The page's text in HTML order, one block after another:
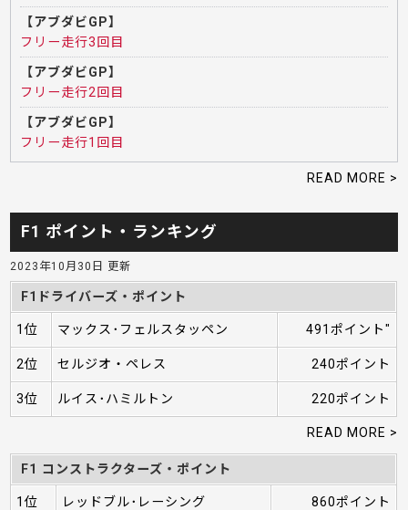
【アブダビGP】
フリー走行3回目
【アブダビGP】
フリー走行2回目
【アブダビGP】
フリー走行1回目
READ MORE >
F1 ポイント・ランキング
2023年10月30日 更新
F1ドライバーズ・ポイント
1位 マックス･フェルスタッペン 491ポイント"
2位 セルジオ・ペレス 240ポイント
3位 ルイス･ハミルトン 220ポイント
READ MORE >
F1 コンストラクターズ・ポイント
1位 レッドブル･レーシング 860ポイント